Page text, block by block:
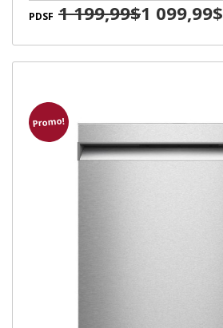
PDSF 1 199,99$1 099,99$
Promo!